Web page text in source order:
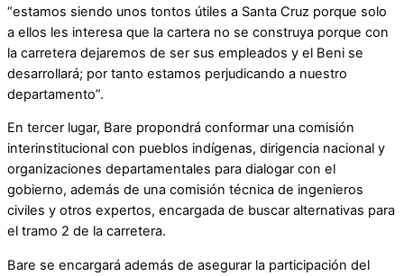
“estamos siendo unos tontos útiles a Santa Cruz porque solo
a ellos les interesa que la cartera no se construya porque con
la carretera dejaremos de ser sus empleados y el Beni se
desarrollará; por tanto estamos perjudicando a nuestro
departamento”.
En tercer lugar, Bare propondrá conformar una comisión
interinstitucional con pueblos indígenas, dirigencia nacional y
organizaciones departamentales para dialogar con el
gobierno, además de una comisión técnica de ingenieros
civiles y otros expertos, encargada de buscar alternativas para
el tramo 2 de la carretera.
Bare se encargará además de asegurar la participación del